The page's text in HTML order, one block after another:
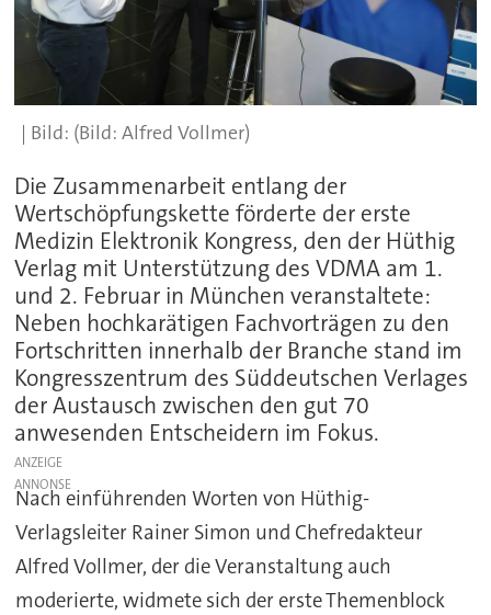
(Bild: Alfred Vollmer)
Die Zusammenarbeit entlang der
Wertschöpfungskette förderte der erste
Medizin Elektronik Kongress, den der Hüthig
Verlag mit Unterstützung des VDMA am 1.
und 2. Februar in München veranstaltete:
Neben hochkarätigen Fachvorträgen zu den
Fortschritten innerhalb der Branche stand im
Kongresszentrum des Süddeutschen Verlages
der Austausch zwischen den gut 70
anwesenden Entscheidern im Fokus.
ANZEIGE
Nach einführenden Worten von Hüthig-
Verlagsleiter Rainer Simon und Chefredakteur
Alfred Vollmer, der die Veranstaltung auch
moderierte, widmete sich der erste Themenblock